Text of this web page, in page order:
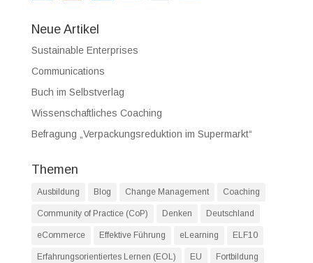
Neue Artikel
Sustainable Enterprises
Communications
Buch im Selbstverlag
Wissenschaftliches Coaching
Befragung „Verpackungsreduktion im Supermarkt“
Themen
Ausbildung Blog Change Management Coaching
Community of Practice (CoP) Denken Deutschland
eCommerce Effektive Führung eLearning ELF10
Erfahrungsorientiertes Lernen (EOL) EU Fortbildung